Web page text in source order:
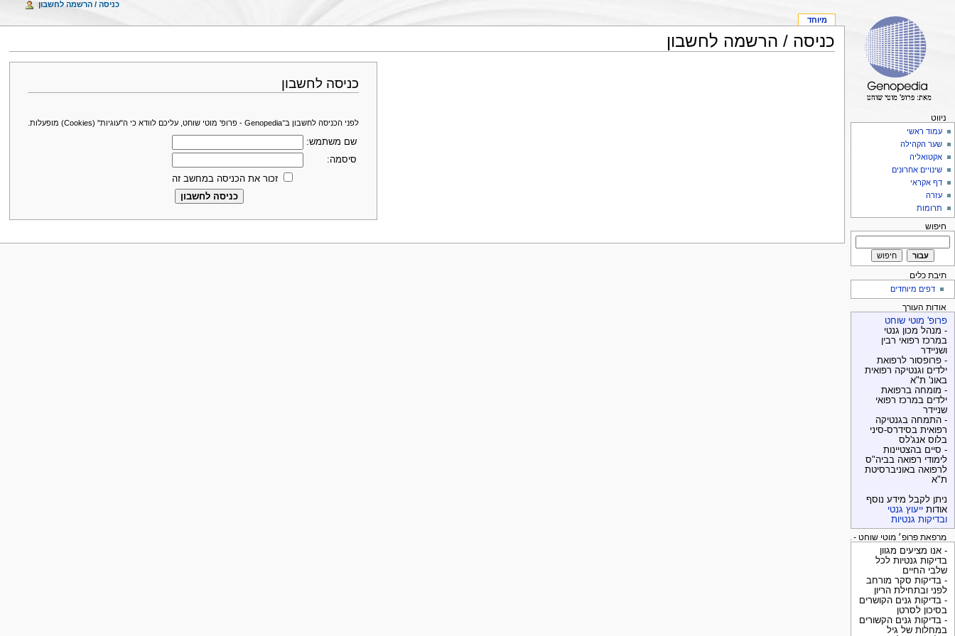
כניסה / הרשמה לחשבון
כניסה לחשבון
לפני הכניסה לחשבון ב־Genopedia - פרופ' מוטי שוחט, עליכם לוודא כי ה"עוגיות" (Cookies) מופעלות.
שם משתמש:
סיסמה:
זכור את הכניסה במחשב זה
מיוחד
כניסה / הרשמה לחשבון
ניווט
עמוד ראשי
שער הקהילה
אקטואליה
שינויים אחרונים
דף אקראי
עזרה
תרומות
חיפוש
תיבת כלים
דפים מיוחדים
אודות העורך
פרופ' מוטי שוחט
- מנהל מכון גנטי
במרכז רפואי רבין
ושניידר
- פרופסור לרפואת
ילדים וגנטיקה רפואית
באונ' ת"א
- מומחה ברפואת
ילדים במרכז רפואי
שניידר
- התמחה בגנטיקה
רפואית בסידרס-סיני
בלוס אנג'לס
- סיים בהצטיינות
לימודי רפואה בביה"ס
לרפואה באוניברסיטת
ת"א
ניתן לקבל מידע נוסף
אודות ייעוץ גנטי
ובדיקות גנטיות
מרפאת פרופ׳ מוטי שוחט - בדיקות גנטיות
- אנו מציעים מגוון
בדיקות גנטיות לכל
שלבי החיים
- בדיקות סקר מורחב
לפני ובתחילת הריון
- בדיקות גנים הקושרים
בסיכון לסרטן
- בדיקות גנים הקשורים
במחלות של גיל